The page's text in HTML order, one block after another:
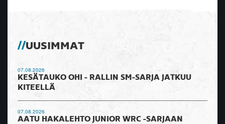
UUSIMMAT
07.08.2026
KESÄTAUKO OHI - RALLIN SM-SARJA JATKUU
KITEELLÄ
07.08.2026
AATU HAKALEHTO JUNIOR WRC -SARJAAN